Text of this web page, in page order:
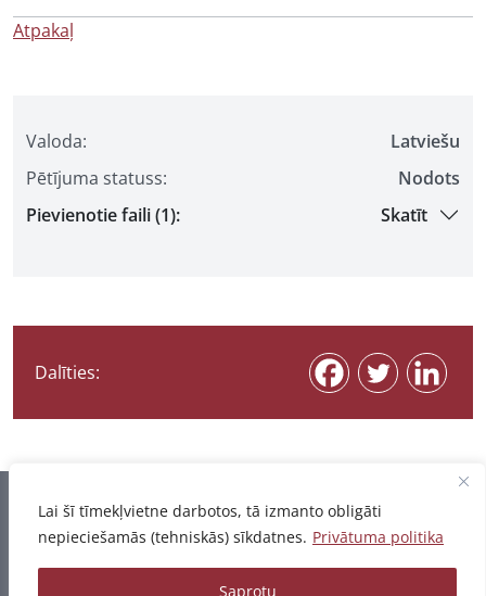
Lai šī tīmekļvietne darbotos, tā izmanto obligāti
nepieciešamās (tehniskās) sīkdatnes. Privātuma politika
Saprotu
Valoda:
Latviešu
Pētījuma statuss:
Nodots
Pievienotie faili (1):
Skatīt
Dalīties:
Atpakaļ
Informācija pēdējo reizi atjaunota 06.08.2026